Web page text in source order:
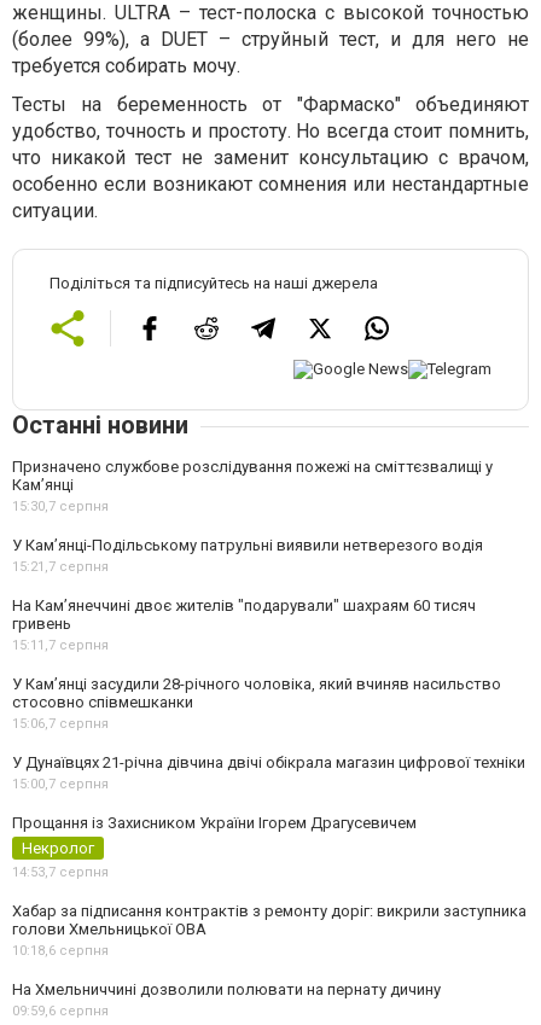
женщины. ULTRA – тест-полоска с высокой точностью
(более 99%), а DUET – струйный тест, и для него не
требуется собирать мочу.
Тесты на беременность от "Фармаско" объединяют
удобство, точность и простоту. Но всегда стоит помнить,
что никакой тест не заменит консультацию с врачом,
особенно если возникают сомнения или нестандартные
ситуации.
Поділіться та підписуйтесь на наші джерела
Останні новини
Призначено службове розслідування пожежі на сміттєзвалищі у
Кам’янці
15:30,7 серпня
У Кам’янці-Подільському патрульні виявили нетверезого водія
15:21,7 серпня
На Камʼянеччині двоє жителів "подарували" шахраям 60 тисяч
гривень
15:11,7 серпня
У Камʼянці засудили 28-річного чоловіка, який вчиняв насильство
стосовно співмешканки
15:06,7 серпня
У Дунаївцях 21-річна дівчина двічі обікрала магазин цифрової техніки
15:00,7 серпня
Прощання із Захисником України Ігорем Драгусевичем
Некролог
14:53,7 серпня
Хабар за підписання контрактів з ремонту доріг: викрили заступника
голови Хмельницької ОВА
10:18,6 серпня
На Хмельниччині дозволили полювати на пернату дичину
09:59,6 серпня